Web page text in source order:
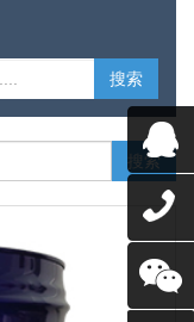
搜索
搜索